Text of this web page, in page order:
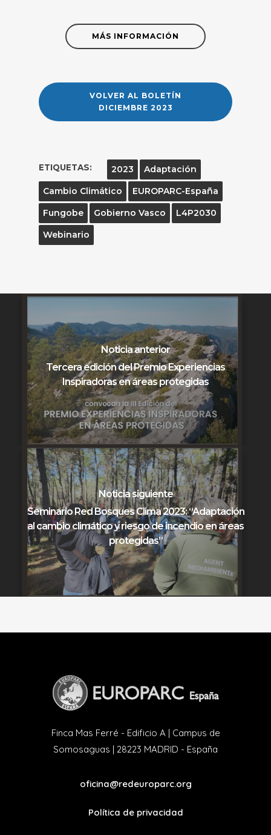
MÁS INFORMACIÓN
VOLVER AL BOLETÍN
DICIEMBRE 2023
ETIQUETAS: 2023
Adaptación
Cambio Climático
EUROPARC-España
Fungobe
Gobierno Vasco
L4P2030
Webinario
Noticia anterior
Tercera edición del Premio Experiencias
Inspiradoras en áreas protegidas
Noticia siguiente
Seminario Red Bosques Clima 2023: “Adaptación
al cambio climático y riesgo de incendio en áreas
protegidas”
Finca Mas Ferré - Edificio A | Campus de
Somosaguas | 28223 MADRID - España
oficina@redeuroparc.org
Política de privacidad